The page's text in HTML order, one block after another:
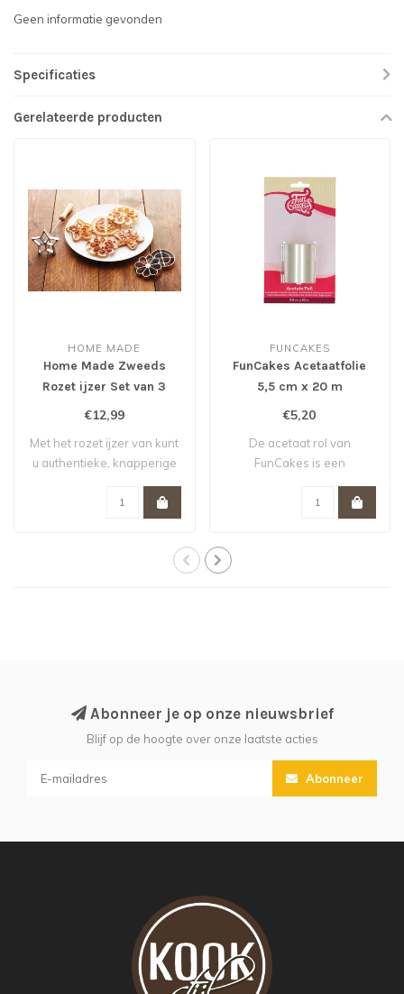
Geen informatie gevonden
Specificaties
Gerelateerde producten
HOME MADE
Home Made Zweeds
Rozet ijzer Set van 3
€12,99
Met het rozet ijzer van kunt
u authentieke, knapperige
FUNCAKES
FunCakes Acetaatfolie
5,5 cm x 20 m
€5,20
De acetaat rol van
FunCakes is een
voedselveilig acetaat dat..
Abonneer je op onze nieuwsbrief
Blijf op de hoogte over onze laatste acties
Abonneer